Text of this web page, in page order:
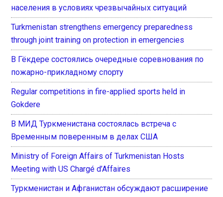
населения в условиях чрезвычайных ситуаций
Turkmenistan strengthens emergency preparedness
through joint training on protection in emergencies
В Гёкдере состоялись очередные соревнования по
пожарно-прикладному спорту
Regular competitions in fire-applied sports held in
Gokdere
В МИД Туркменистана состоялась встреча с
Временным поверенным в делах США
Ministry of Foreign Affairs of Turkmenistan Hosts
Meeting with US Chargé d’Affaires
Туркменистан и Афганистан обсуждают расширение